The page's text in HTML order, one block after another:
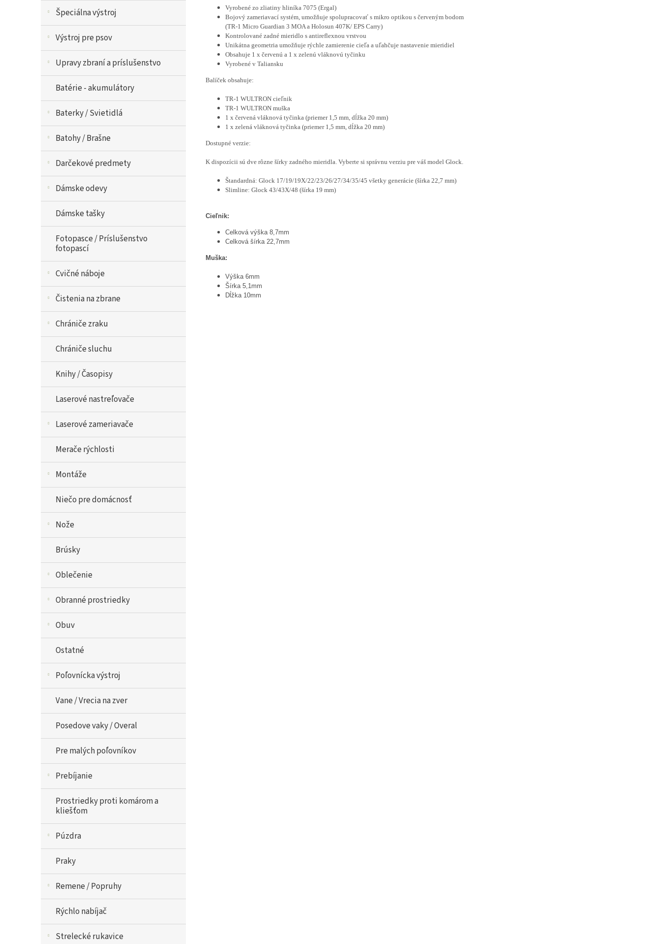
Špeciálna výstroj
Výstroj pre psov
Upravy zbraní a príslušenstvo
Batérie - akumulátory
Baterky / Svietidlá
Batohy / Brašne
Darčekové predmety
Dámske odevy
Dámske tašky
Fotopasce / Príslušenstvo
fotopascí
Cvičné náboje
Čistenia na zbrane
Chrániče zraku
Chrániče sluchu
Knihy / Časopisy
Laserové nastreľovače
Laserové zameriavače
Merače rýchlosti
Montáže
Niečo pre domácnosť
Nože
Brúsky
Oblečenie
Obranné prostriedky
Obuv
Ostatné
Poľovnícka výstroj
Vane / Vrecia na zver
Posedove vaky / Overal
Pre malých poľovníkov
Prebíjanie
Prostriedky proti komárom a
kliešťom
Púzdra
Praky
Remene / Popruhy
Rýchlo nabíjač
Strelecké rukavice
Vyrobené zo zliatiny hliníka 7075 (Ergal)
Bojový zameriavací systém, umožňuje spolupracovať s mikro optikou s červeným bodom
(TR-1 Micro Guardian 3 MOA a Holosun 407K/ EPS Carry)
Kontrolované zadné mieridlo s antireflexnou vrstvou
Unikátna geometria umožňuje rýchle zamierenie cieľa a uľahčuje nastavenie mieridiel
Obsahuje 1 x červenú a 1 x zelenú vláknovú tyčinku
Vyrobené v Taliansku
Balíček obsahuje:
TR-1 WULTRON cieľnik
TR-1 WULTRON muška
1 x červená vláknová tyčinka (priemer 1,5 mm, dĺžka 20 mm)
1 x zelená vláknová tyčinka (priemer 1,5 mm, dĺžka 20 mm)
Dostupné verzie:
K dispozícii sú dve rôzne šírky zadného mieridla. Vyberte si správnu verziu pre váš model Glock.
Štandardná: Glock 17/19/19X/22/23/26/27/34/35/45 všetky generácie (šírka 22,7 mm)
Slimline: Glock 43/43X/48 (šírka 19 mm)
Cieľnik:
Celková výška 8,7mm
Celková šírka 22,7mm
Muška:
Výška 6mm
Šírka 5,1mm
Dĺžka 10mm